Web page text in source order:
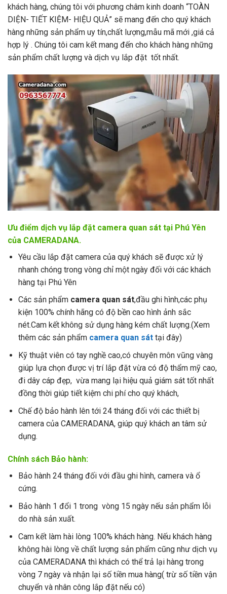
khách hàng, chúng tôi với phương châm kinh doanh “TOÀN
DIỆN- TIẾT KIỆM- HIỆU QUẢ” sẽ mang đến cho quý khách
hàng những sản phẩm uy tín,chất lượng,mẫu mã mới ,giá cả
hợp lý . Chúng tôi cam kết mang đến cho khách hàng những
sản phẩm chất lượng và dịch vụ lắp đặt tốt nhất.
Ưu điểm dịch vụ lắp đặt camera quan sát tại Phú Yên
của CAMERADANA.
Yêu cầu lắp đặt camera của quý khách sẽ được xử lý
nhanh chóng trong vòng chỉ một ngày đối với các khách
hàng tại Phú Yên
Các sản phẩm camera quan sát,đầu ghi hình,các phụ
kiện 100% chính hãng có độ bền cao hình ảnh sắc
nét.Cam kết không sử dụng hàng kém chất lượng.(Xem
thêm các sản phẩm camera quan sáttại đây)
Kỹ thuật viên có tay nghề cao,có chuyên môn vũng vàng
giúp lựa chọn được vị trí lắp đặt vừa có độ thẩm mỹ cao,
đi dây cáp đẹp, vừa mang lại hiệu quả giám sát tốt nhất
đồng thời giúp tiết kiệm chi phí cho quý khách,
Chế độ bảo hành lên tới 24 tháng đối với các thiết bị
camera của CAMERADANA, giúp quý khách an tâm sử
dụng.
Chính sách Bảo hành:
Bảo hành 24 tháng đối với đầu ghi hình, camera và ổ
cứng.
Bảo hành 1 đổi 1 trong vòng 15 ngày nếu sản phẩm lỗi
do nhà sản xuất.
Cam kết làm hài lòng 100% khách hàng. Nếu khách hàng
không hài lòng về chất lượng sản phẩm cũng như dịch vụ
của CAMERADANA thì khách có thể trả lại hàng trong
vòng 7 ngày và nhận lại số tiền mua hàng( trừ số tiền vận
chuyển và nhân công lắp đặt nếu có)